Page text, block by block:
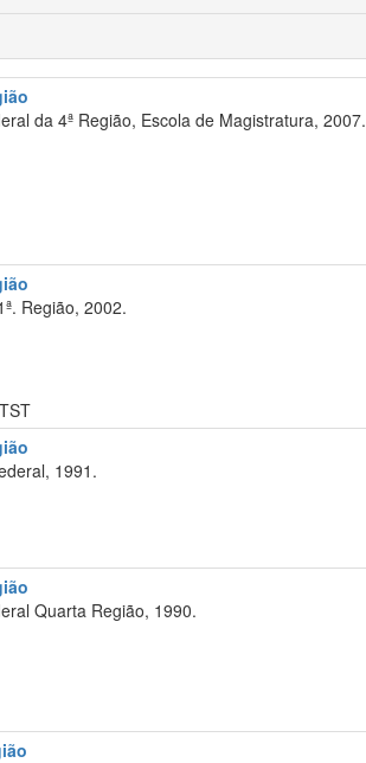
da 4ª Região, Escola de Magistratura, 2007.
Região, 2002.
TST
1991.
Quarta Região, 1990.